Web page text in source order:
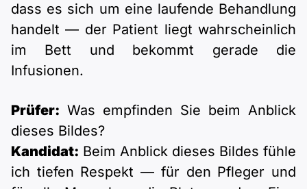
dass es sich um eine laufende Behandlung
handelt — der Patient liegt wahrscheinlich
im Bett und bekommt gerade die
Infusionen.
Prüfer: Was empfinden Sie beim Anblick
dieses Bildes?
Kandidat: Beim Anblick dieses Bildes fühle
ich tiefen Respekt — für den Pfleger und